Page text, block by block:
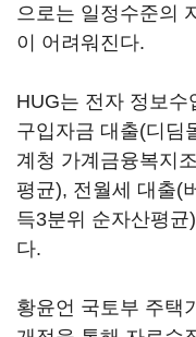
으로는 일정수준의
이 어려워진다.
HUG는 전자 정보수
구입자금 대출(디딤
계청 가계금융복지
평균), 전월세 대출(
득3분위 순자산평균
다.
황윤언 국토부 주택